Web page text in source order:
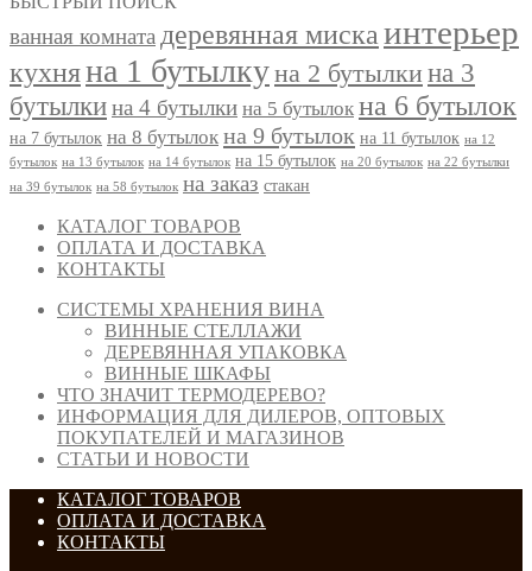
ванная комнатадеревянная мискаинтерьер
кухняна 1 бутылкуна 2 бутылки на 3
бутылкина 4 бутылки на 5 бутылок на 6 бутылок
на 7 бутылок на 8 бутылок на 9 бутылок на 11 бутылок на 12
бутылок на 13 бутылок на 14 бутылок на 15 бутылок на 20 бутылок на 22 бутылки
на 39 бутылок на 58 бутылок на заказ стакан
КАТАЛОГ ТОВАРОВ
ОПЛАТА И ДОСТАВКА
КОНТАКТЫ
СИСТЕМЫ ХРАНЕНИЯ ВИНА
ВИННЫЕ СТЕЛЛАЖИ
ДЕРЕВЯННАЯ УПАКОВКА
ВИННЫЕ ШКАФЫ
ЧТО ЗНАЧИТ ТЕРМОДЕРЕВО?
ИНФОРМАЦИЯ ДЛЯ ДИЛЕРОВ, ОПТОВЫХ
ПОКУПАТЕЛЕЙ И МАГАЗИНОВ
СТАТЬИ И НОВОСТИ
КАТАЛОГ ТОВАРОВ
ОПЛАТА И ДОСТАВКА
КОНТАКТЫ